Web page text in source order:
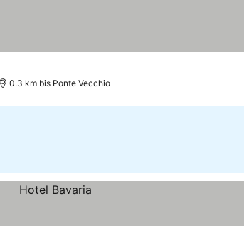
0.3 km bis Ponte Vecchio